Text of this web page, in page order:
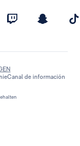
Canal de información